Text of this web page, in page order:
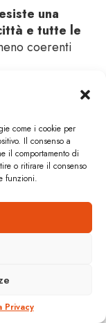
come i cookie per
Il consenso a
il comportamento di
o ritirare il consenso
funzioni.
Privacy
una
e tutte le
coerenti
ad assumersi.
complessità,
storico in
questo è